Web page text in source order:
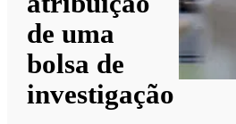
de uma
bolsa de
investigação